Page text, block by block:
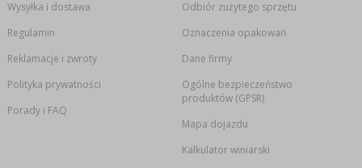
Wysyłka i dostawa
Regulamin
Reklamacje i zwroty
Polityka prywatności
Porady i FAQ
Odbiór zużytego sprzętu
Oznaczenia opakowań
Dane firmy
Ogólne bezpieczeństwo
produktów (GPSR)
Mapa dojazdu
Kalkulator winiarski